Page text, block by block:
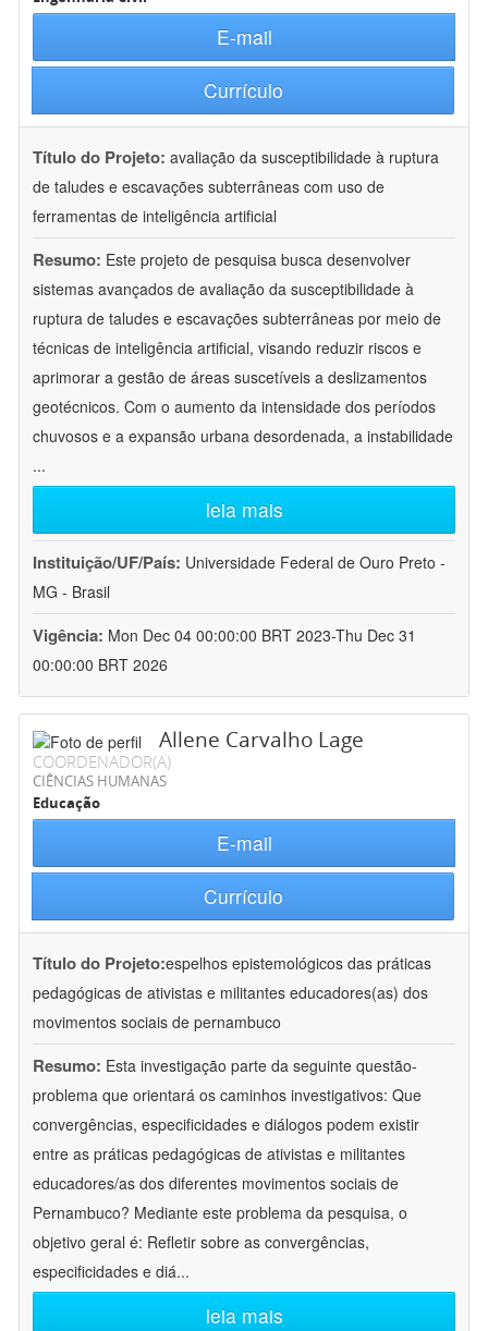
E-mail
Currículo
Título do Projeto: avaliação da susceptibilidade à ruptura
de taludes e escavações subterrâneas com uso de
ferramentas de inteligência artificial
Resumo: Este projeto de pesquisa busca desenvolver
sistemas avançados de avaliação da susceptibilidade à
ruptura de taludes e escavações subterrâneas por meio de
técnicas de inteligência artificial, visando reduzir riscos e
aprimorar a gestão de áreas suscetíveis a deslizamentos
geotécnicos. Com o aumento da intensidade dos períodos
chuvosos e a expansão urbana desordenada, a instabilidade
...
leia mais
Instituição/UF/País: Universidade Federal de Ouro Preto -
MG - Brasil
Vigência: Mon Dec 04 00:00:00 BRT 2023-Thu Dec 31
00:00:00 BRT 2026
Allene Carvalho Lage
COORDENADOR(A)
CIÊNCIAS HUMANAS
Educação
E-mail
Currículo
Título do Projeto:espelhos epistemológicos das práticas
pedagógicas de ativistas e militantes educadores(as) dos
movimentos sociais de pernambuco
Resumo: Esta investigação parte da seguinte questão-
problema que orientará os caminhos investigativos: Que
convergências, especificidades e diálogos podem existir
entre as práticas pedagógicas de ativistas e militantes
educadores/as dos diferentes movimentos sociais de
Pernambuco? Mediante este problema da pesquisa, o
objetivo geral é: Refletir sobre as convergências,
especificidades e diá...
leia mais